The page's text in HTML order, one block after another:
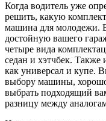
Когда водитель уже
решить, какую
машина для молодежи.
достойную вашего
четыре вида
седан и хэтчбек.
как универсал и купе.
выбору машины, хорошо
выбрать подходящий
разницу между